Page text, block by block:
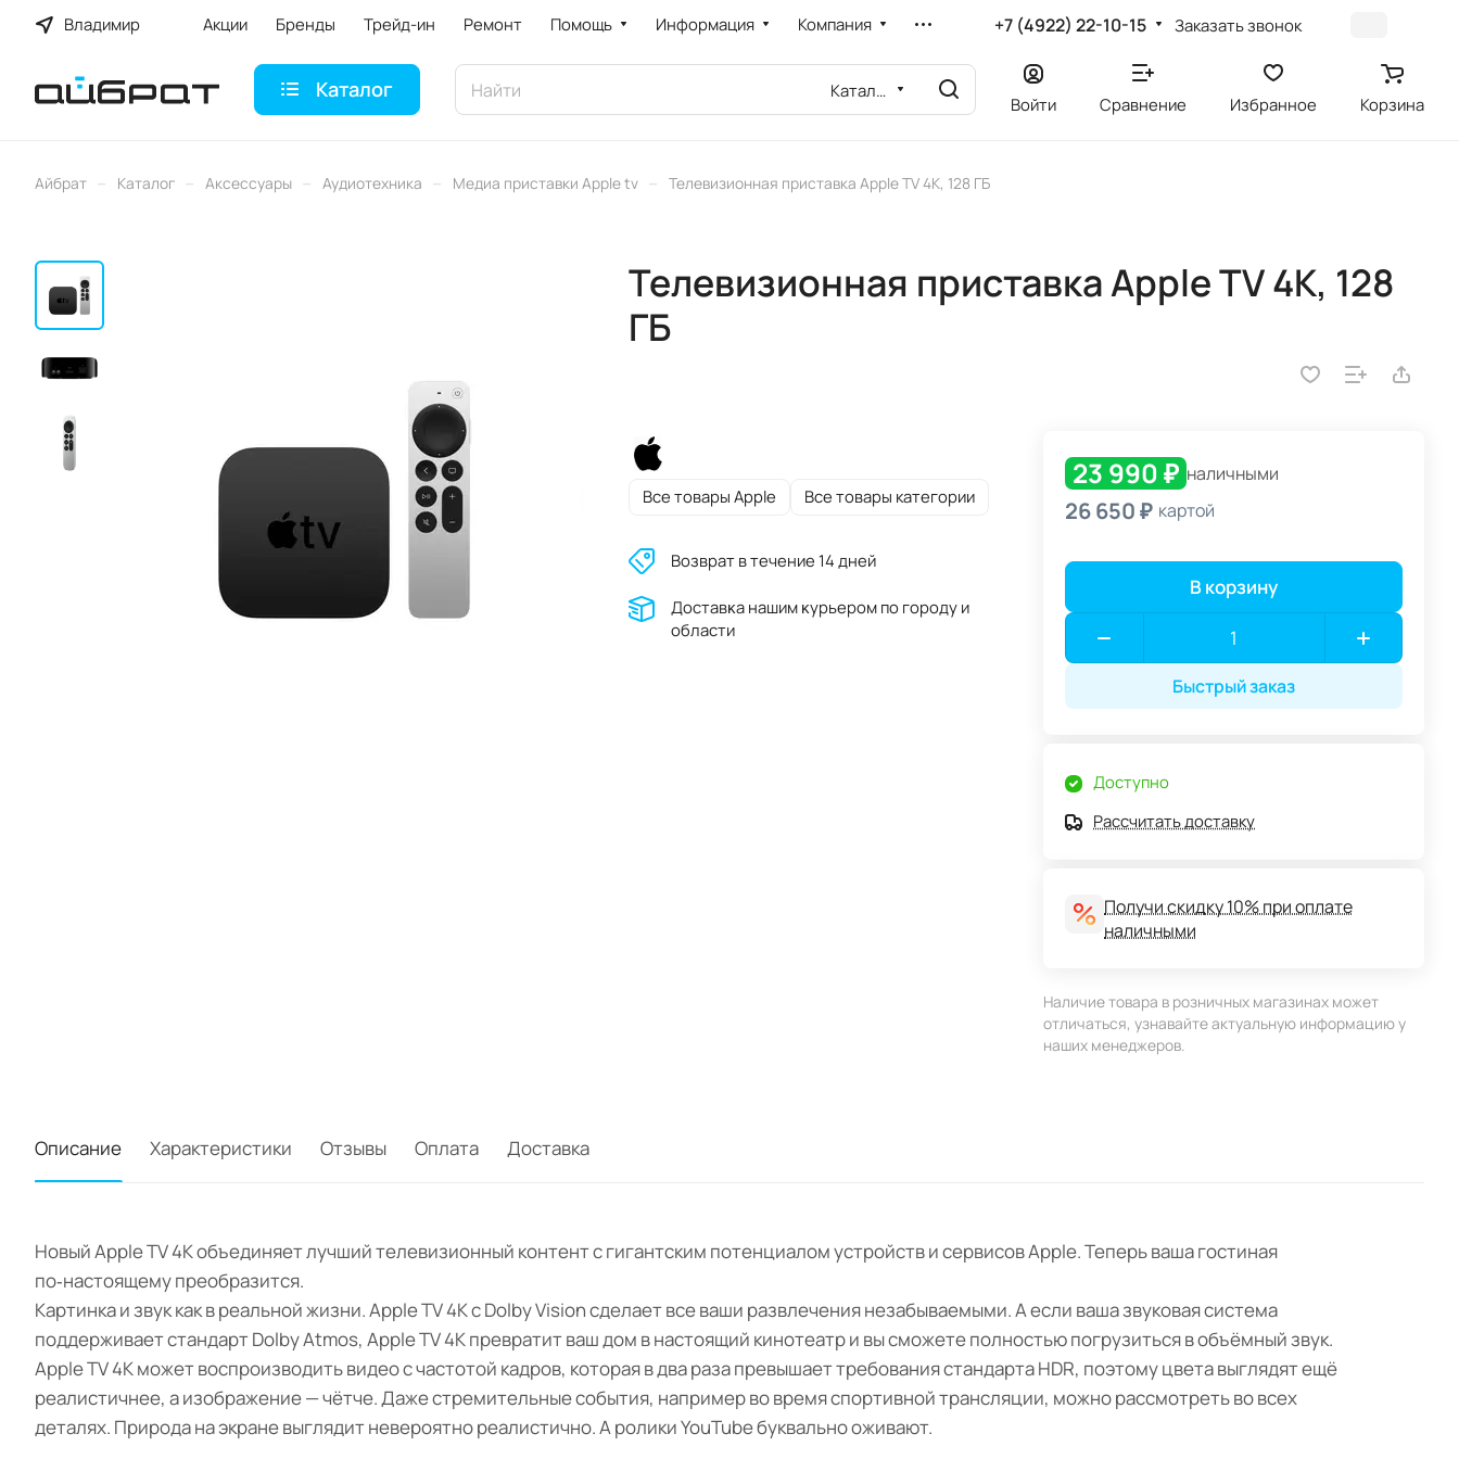
Владимир Акции Бренды Трейд-ин Ремонт Помощь Информация Компания +7 (4922) 22-10-15 Заказать звонок
Каталог Каталог
Войти Сравнение Избранное Корзина
Айбрат – Каталог – Аксессуары – Аудиотехника – Медиа приставки Apple tv – Телевизионная приставка Apple TV 4K, 128 ГБ
Телевизионная приставка Apple TV 4K, 128
ГБ
Все товары Apple Все товары категории
Возврат в течение 14 дней
Доставĸа нашим ĸурьером по городу и
области
23 990 ₽ наличными
26 650 ₽ картой
В корзину
Быстрый заказ
Доступно
Рассчитать доставку
Получи скидку 10% при оплате
наличными
Наличие товара в розничных магазинах может
отличаться, узнавайте актуальную информацию у
наших менеджеров.
Описание Характеристики Отзывы Оплата Доставка
Новый Apple TV 4K объединяет лучший телевизионный контент с гигантским потенциалом устройств и сервисов Apple. Теперь ваша гостиная
по‑настоящему преобразится.
Картинка и звук как в реальной жизни. Apple TV 4K с Dolby Vision сделает все ваши развлечения незабываемыми. А если ваша звуковая система
поддерживает стандарт Dolby Atmos, Apple TV 4K превратит ваш дом в настоящий кинотеатр и вы сможете полностью погрузиться в объёмный звук.
Apple TV 4K может воспроизводить видео с частотой кадров, которая в два раза превышает требования стандарта HDR, поэтому цвета выглядят ещё
реалистичнее, а изображение — чётче. Даже стремительные события, например во время спортивной трансляции, можно рассмотреть во всех
деталях. Природа на экране выглядит невероятно реалистично. А ролики YouTube буквально оживают.